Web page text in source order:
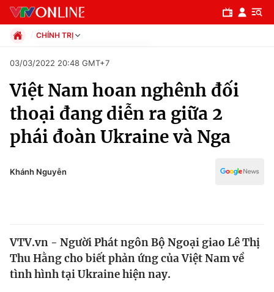
Chuyên mục
Chính trị
Thế giới
CHÍNH TRỊ
Xã hội
Pháp luật
Thể thao
Truyền hình
Đời sống
03/03/2022 20:48 GMT+7
Việt Nam hoan nghênh đối
thoại đang diễn ra giữa 2
phái đoàn Ukraine và Nga
Khánh Nguyễn
VTV.vn - Người Phát ngôn Bộ Ngoại giao Lê Thị
Thu Hằng cho biết phản ứng của Việt Nam về
tình hình tại Ukraine hiện nay.